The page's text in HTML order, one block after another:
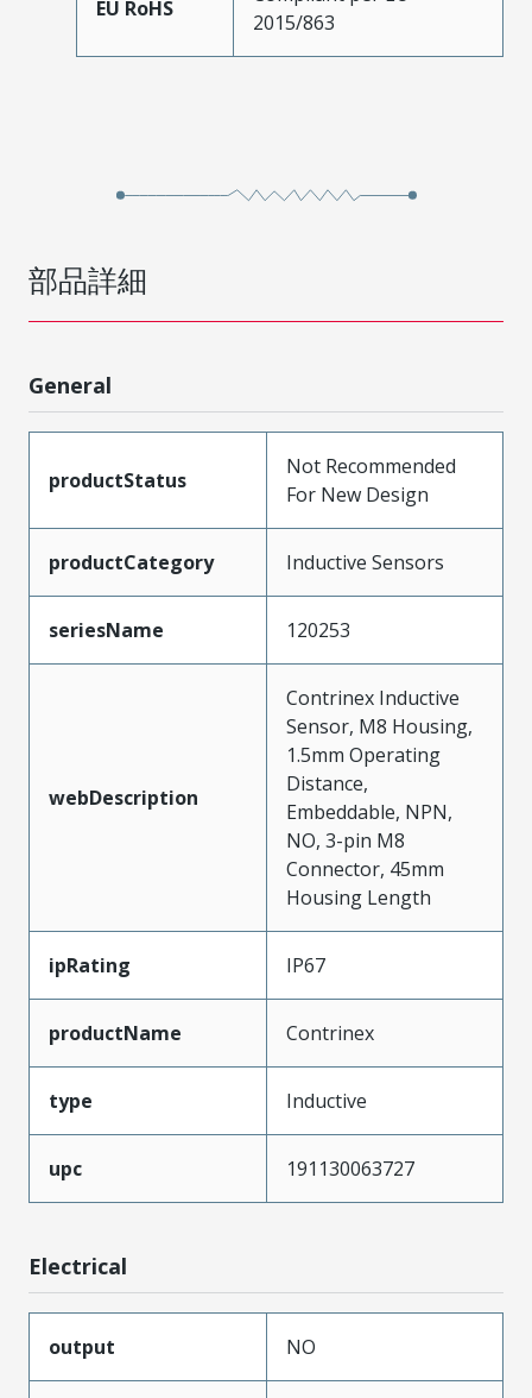
EU RoHS
2015/863
部品詳細
General
productStatus
Not Recommended
For New Design
productCategory Inductive Sensors
seriesName 120253
webDescription
Contrinex Inductive
Sensor, M8 Housing,
1.5mm Operating
Distance,
Embeddable, NPN,
NO, 3-pin M8
Connector, 45mm
Housing Length
ipRating IP67
productName Contrinex
type Inductive
upc 191130063727
Electrical
output NO